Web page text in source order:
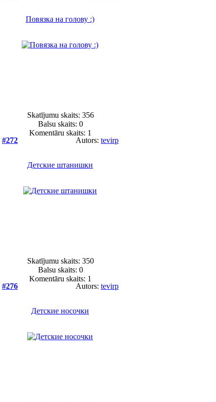
Повязка на голову :)
Skatījumu skaits: 356
Balsu skaits: 0
Komentāru skaits: 1
#272 Autors: tevirp
Детские штанишки
Skatījumu skaits: 350
Balsu skaits: 0
Komentāru skaits: 1
#276 Autors: tevirp
Детские носочки